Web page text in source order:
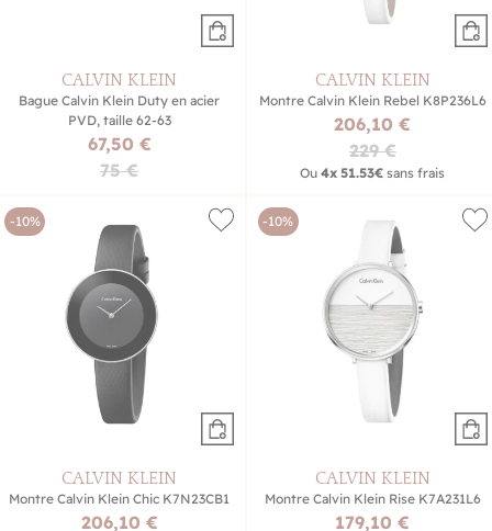
CALVIN KLEIN
Bague Calvin Klein Duty en acier
PVD, taille 62-63
67,50 €
75 €
CALVIN KLEIN
Montre Calvin Klein Rebel K8P236L6
206,10 €
229 €
Ou4x 51.53€ sans frais
-10%
CALVIN KLEIN
Montre Calvin Klein Chic K7N23CB1
206,10 €
-10%
CALVIN KLEIN
Montre Calvin Klein Rise K7A231L6
179,10 €